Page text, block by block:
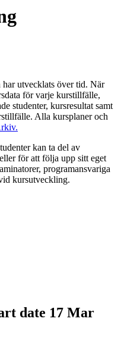
har utvecklats över tid. När
för varje kurstillfälle,
studenter, kursresultat samt
Alla kursplaner och
.
kan ta del av
för att följa upp sitt eget
programansvariga
kursutveckling.
date 17 Mar